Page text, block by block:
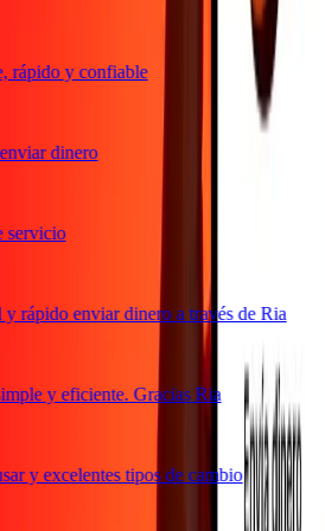
y confiable
dinero
enviar dinero a través de Ria
y eficiente. Gracias Ria
y excelentes tipos de cambio